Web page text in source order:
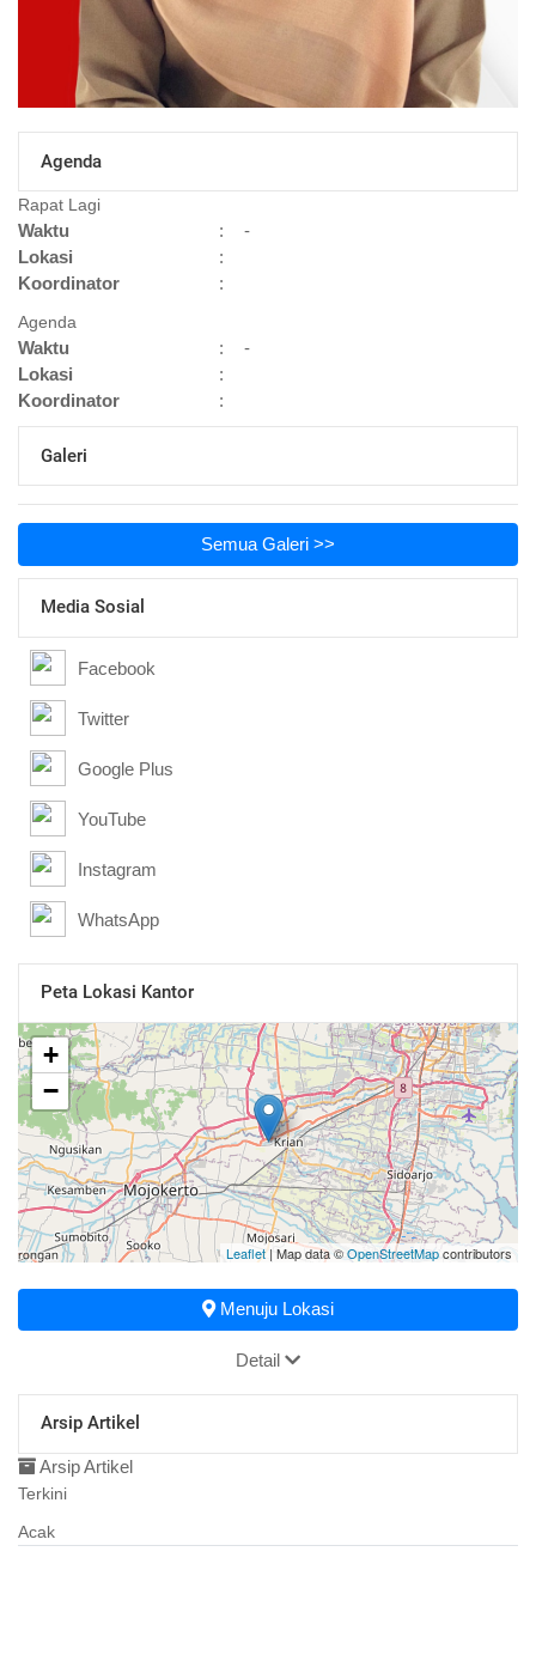
Agenda
Rapat Lagi
Waktu :
-
Lokasi
:
Koordinator
:
Agenda
Waktu :
-
Lokasi
:
Koordinator
:
Galeri
Semua Galeri >>
Media Sosial
Facebook
Twitter
Google Plus
YouTube
Instagram
WhatsApp
Peta Lokasi Kantor
+
−
Leaflet| Map data ©OpenStreetMapcontributors
Menuju Lokasi
Detail
Arsip Artikel
Arsip Artikel
Terkini
Acak